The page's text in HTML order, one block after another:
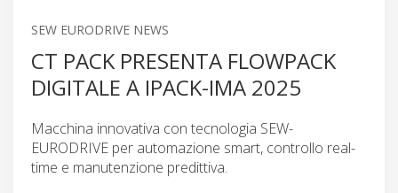
SEW EURODRIVE NEWS
CT PACK PRESENTA FLOWPACK
DIGITALE A IPACK-IMA 2025
Macchina innovativa con tecnologia SEW-
EURODRIVE per automazione smart, controllo real-
time e manutenzione predittiva.